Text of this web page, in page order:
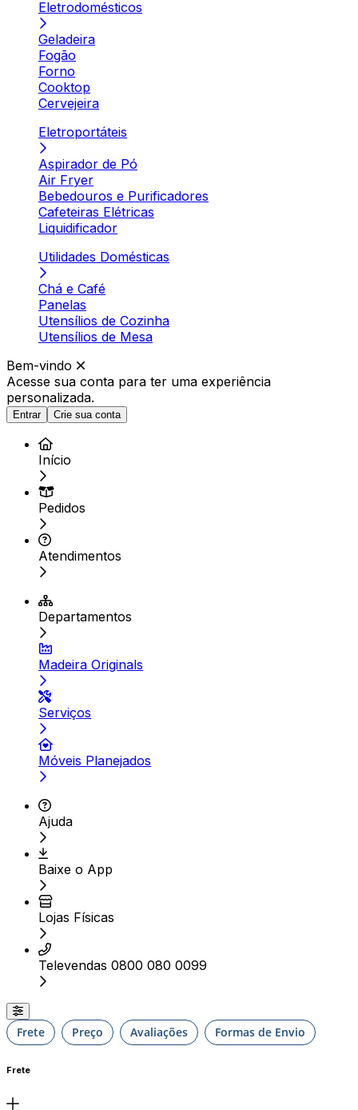
Eletrodomésticos
Geladeira
Fogão
Forno
Cooktop
Cervejeira
Eletroportáteis
Aspirador de Pó
Air Fryer
Bebedouros e Purificadores
Cafeteiras Elétricas
Liquidificador
Utilidades Domésticas
Chá e Café
Panelas
Utensílios de Cozinha
Utensílios de Mesa
Bem-vindo
Acesse sua conta para ter uma experiência
personalizada.
Entrar Crie sua conta
Início
Pedidos
Atendimentos
Departamentos
Madeira Originals
Serviços
Móveis Planejados
Ajuda
Baixe o App
Lojas Físicas
Televendas 0800 080 0099
Frete Preço Avaliações Formas de Envio
Frete